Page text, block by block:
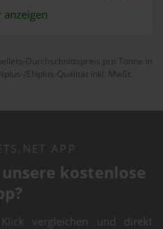
anzeigen
Durchschnittspreis pro Tonne in
ENplus-Qualität inkl. MwSt.
APP
kostenlose
vergleichen und direkt